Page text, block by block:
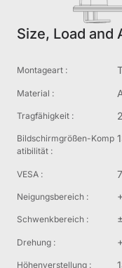
Size, Load and
Montageart :
Material :
Tragfähigkeit :
Bildschirmgrößen-Komp
atibilität :
VESA :
Neigungsbereich :
Schwenkbereich :
Drehung :
Höhenverstellung :